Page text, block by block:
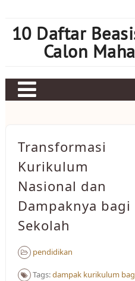
content
10 Daftar
Calon
Judi bola
Mahjong Ways 2
Slot Kamboja
Slot Thailand
Transformasi
Kurikulum
Nasional dan
Dampaknya bagi
Sekolah
pendidikan
Tags:dampak kurikulum